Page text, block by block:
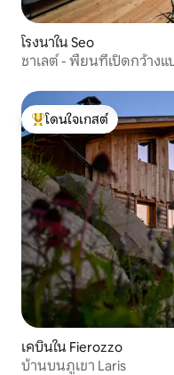
โรงนาใน Seo
ชาเลต์ - พื้ยนที่เปิดกว้างแ
โดนใจเกสต์ที่สุด
โดนใจเกสต์
เคบินใน Fierozzo
บ้านบนภูเขา Laris